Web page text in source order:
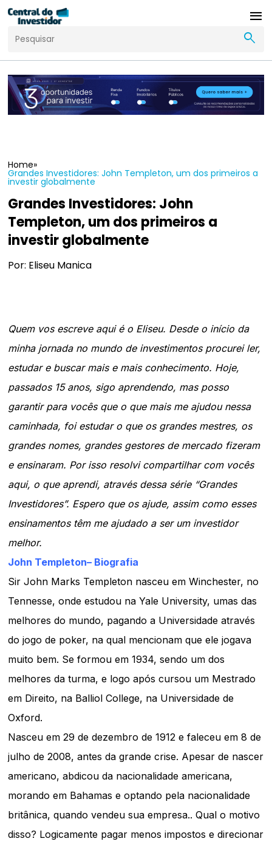
menu
search
Home»
Grandes Investidores: John Templeton, um dos primeiros a
investir globalmente
Grandes Investidores: John
Templeton, um dos primeiros a
investir globalmente
Por: Eliseu Manica
Quem vos escreve aqui é o Eliseu. Desde o início da
minha jornada no mundo de investimentos procurei ler,
estudar e buscar mais e mais conhecimento. Hoje,
passados 15 anos, sigo aprendendo, mas posso
garantir para vocês que o que mais me ajudou nessa
caminhada, foi estudar o que os grandes mestres, os
grandes nomes, grandes gestores de mercado fizeram
e ensinaram. Por isso resolvi compartilhar com vocês
aqui, o que aprendi, através dessa série “Grandes
Investidores”. Espero que os ajude, assim como esses
ensinamentos têm me ajudado a ser um investidor
melhor.
John Templeton– Biografia
Sir John Marks Templeton nasceu em Winchester, no
Tennesse, onde estudou na Yale University, umas das
melhores do mundo, pagando a Universidade através
do jogo de poker, na qual mencionam que ele jogava
muito bem. Se formou em 1934, sendo um dos
melhores da turma, e logo após cursou um Mestrado
em Direito, na Balliol College, na Universidade de
Oxford.
Nasceu em 29 de dezembro de 1912 e faleceu em 8 de
julho de 2008, antes da grande crise. Apesar de nascer
americano, abdicou da nacionalidade americana,
morando em Bahamas e optando pela nacionalidade
britânica, quando vendeu sua empresa.. Qual o motivo
disso? Logicamente pagar menos impostos e direcionar